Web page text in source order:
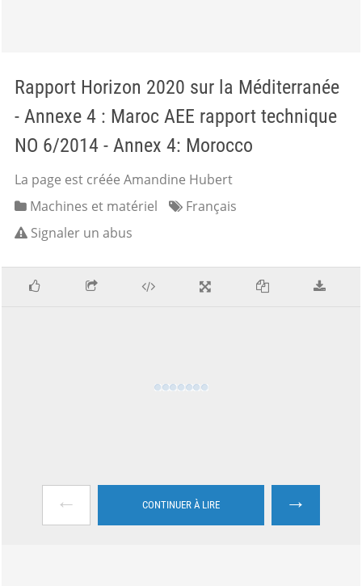
Rapport Horizon 2020 sur la Méditerranée
- Annexe 4 : Maroc AEE rapport technique
NO 6/2014 - Annex 4: Morocco
La page est créée Amandine Hubert
Machines et matériel
Français
Signaler un abus
← CONTINUER À LIRE →